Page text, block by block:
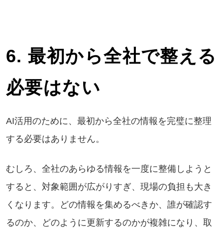
6. 最初から全社で整える
必要はない
AI活用のために、最初から全社の情報を完璧に整理
する必要はありません。
むしろ、全社のあらゆる情報を一度に整備しようと
すると、対象範囲が広がりすぎ、現場の負担も大き
くなります。どの情報を集めるべきか、誰が確認す
るのか、どのように更新するのかが複雑になり、取